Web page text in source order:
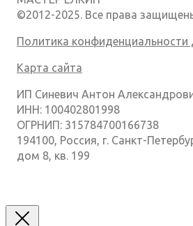
©2012-2025. Все права
Политика конфиденциальности
Карта сайта
ИП Синевич Антон
ИНН: 100402801998
ОГРНИП: 315784700166738
194100, Россия, г. Санкт-
дом 8, кв. 199